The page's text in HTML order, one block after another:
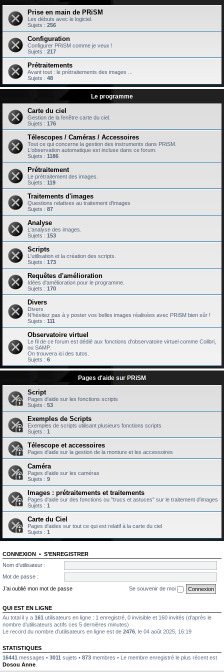
Prise en main de PRiSM
Les débuts avec le logiciel.
Sujets : 256
Configuration
Configurer PRiSM comme je veux !
Sujets : 217
Prétraitements
Avant tout : le prétraitements des images ...
Sujets : 48
Le programme
Carte du ciel
Gestion de la fenêtre carte du ciel.
Sujets : 176
Télescopes / Caméras / Accessoires
Tout ce qui concerne la gestion des instruments dans PRiSM.
L'observation automatique est incluse dans ce forum.
Sujets : 1186
Prétraitement
Le prétraitement des images.
Sujets : 119
Traitements d'images
Questions relatives au traitement d'images
Sujets : 87
Analyse
L'analyse des images.
Sujets : 153
Scripts
L'utilisation et la création des scripts.
Sujets : 173
Requêtes d'amélioration
Idées d'amélioration pour le programme.
Sujets : 170
Divers
Divers
N'hésitez pas à y poster vos belles images réalisées avec PRiSM bien sûr !
Sujets : 111
Observatoire virtuel
Le fil de ce forum est dédié aux fonctions d'observatoire virtuel comme Colibri,
ou SAMP.
On trouvera ici des tutos.
Sujets : 6
Pages d'aide sur PRiSM
Script
Pages d'aide sur les fonctions scripts
Sujets : 53
Exemples de Scripts
Exemples de scripts utilisant plusieurs fonctions scripts
Sujets : 1
Télescope et accessoires
Pages d'aide sur la gestion de la monture et les accessoires
Caméra
Pages d'aide sur les caméras
Sujets : 9
Images : prétraitements et traitements
Pages d'aide sur des fonctions ou "trucs et astuces" sur le traitement d'images
Sujets : 1
Carte du Ciel
Pages d'aides sur tout ce qui est relatif à la carte du ciel
Sujets : 1
CONNEXION • S’ENREGISTRER
Nom d’utilisateur :
Mot de passe :
J’ai oublié mon mot de passe
Se souvenir de moi
QUI EST EN LIGNE
Au total il y a 161 utilisateurs en ligne : 1 enregistré, 0 invisible et 160 invités (d’après le
nombre d’utilisateurs actifs ces 5 dernières minutes)
Le record du nombre d’utilisateurs en ligne est de 2476 , le 04 août 2025, 16:19
STATISTIQUES
16441 messages • 3011 sujets • 873 membres • Le membre enregistré le plus récent est
Dosou Anne